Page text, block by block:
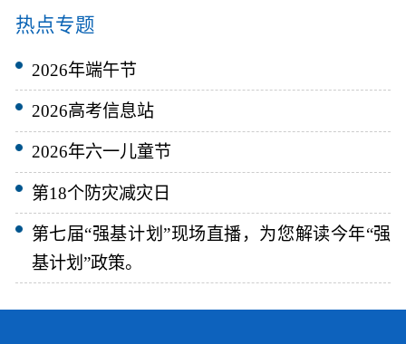
热点专题
2026年端午节
2026高考信息站
2026年六一儿童节
第18个防灾减灾日
第七届“强基计划”现场直播，为您解读今年“强
基计划”政策。